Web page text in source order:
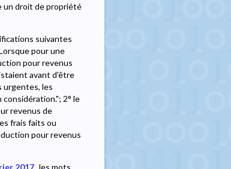
un droit de propriété
suivantes
pour une
pour revenus
avant d'être
urgentes, les
2° le
revenus de
frais faits ou
pour revenus
2017, les mots